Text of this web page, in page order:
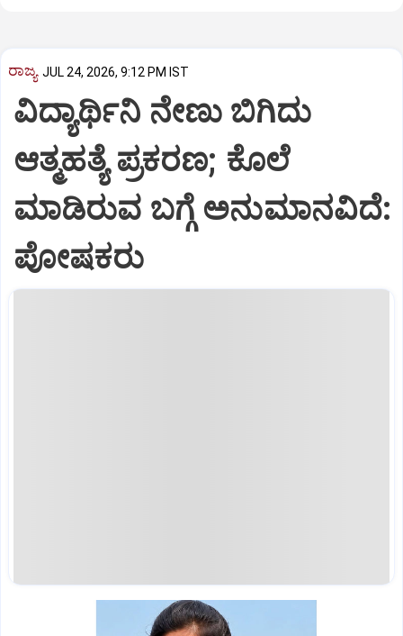
ರಾಜ್ಯ JUL 24, 2026, 9:12 PM IST
ವಿದ್ಯಾರ್ಥಿನಿ ನೇಣು ಬಿಗಿದು
ಆತ್ಮಹತ್ಯೆ ಪ್ರಕರಣ; ಕೊಲೆ
ಮಾಡಿರುವ ಬಗ್ಗೆ ಅನುಮಾನವಿದೆ:
ಪೋಷಕರು